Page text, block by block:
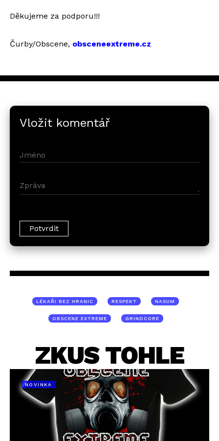
Děkujeme za podporu!!!
Čurby/Obscene, obsceneextreme.cz
Vložit komentář
LÉKAŘI BEZ HRANIC RESPEKT NASUM
OBSCENE EXTREME GRINDCORE
ZKUS TOHLE
NOVINKA